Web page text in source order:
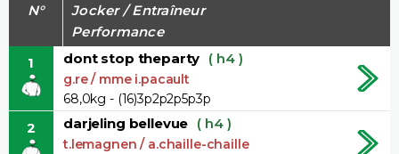
N°
Jocker / Entraîneur
Performance
1
dont stop theparty ( h4 )
g.re / mme i.pacault
68,0kg - (16)3p2p2p5p3p
2 darjeling bellevue ( h4 )
t.lemagnen / a.chaille-chaille